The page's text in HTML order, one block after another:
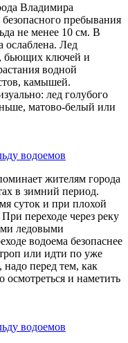
Владимира
пребывания
не менее 10 см. В
ослаблена. Лед
бьющих ключей и
водной
камышей.
лед голубого
матово-белый или
водоемов
жителям города
в зимний период.
суток и при плохой
переходе через реку
ледовыми
водоема безопаснее
или идти по уже
перед тем, как
осмотреться и наметить
водоемов